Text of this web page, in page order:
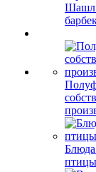
Блюда